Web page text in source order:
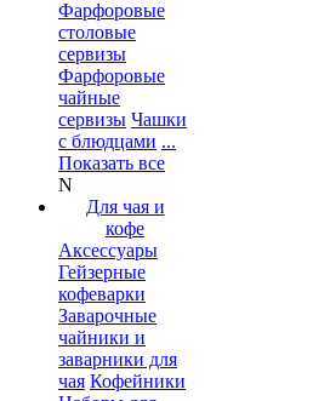
Фарфоровые
столовые
сервизы
Фарфоровые
чайные
сервизы Чашки
с блюдцами ...
Показать все
N
Для чая и
кофе
Аксессуары
Гейзерные
кофеварки
Заварочные
чайники и
заварники для
чая Кофейники